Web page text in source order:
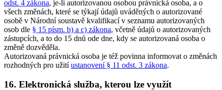
odst. 4 zákona, je-li autorizovanou osobou právnická osoba, a o
všech změnách, které se týkají údajů uváděných o autorizované
osobě v Národní soustavě kvalifikací v seznamu autorizovaných
osob dle § 15 písm. b) a c) zákona, včetně údajů o autorizovaných
zástupcích, a to do 15 dnů ode dne, kdy se autorizovaná osoba o
změně dozvěděla.
Autorizovaná právnická osoba je též povinna informovat o změnách
rozhodných pro užitíustanovení § 11 odst. 3 zákona.
16. Elektronická služba, kterou lze využít